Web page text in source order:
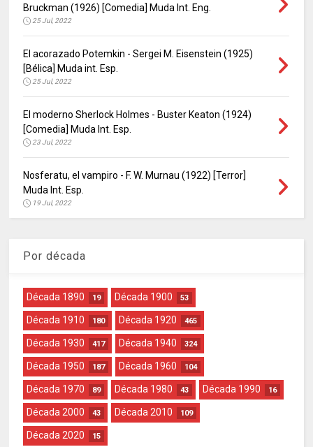
Bruckman (1926) [Comedia] Muda Int. Eng.
25 Jul, 2022
El acorazado Potemkin - Sergei M. Eisenstein (1925)
[Bélica] Muda int. Esp.
25 Jul, 2022
El moderno Sherlock Holmes - Buster Keaton (1924)
[Comedia] Muda Int. Esp.
23 Jul, 2022
Nosferatu, el vampiro - F. W. Murnau (1922) [Terror]
Muda Int. Esp.
19 Jul, 2022
Por década
Década 1890 19 Década 1900 53
Década 1910 180 Década 1920 465
Década 1930 417 Década 1940 324
Década 1950 187 Década 1960 104
Década 1970 89 Década 1980 43 Década 1990 16
Década 2000 43 Década 2010 109
Década 2020 15